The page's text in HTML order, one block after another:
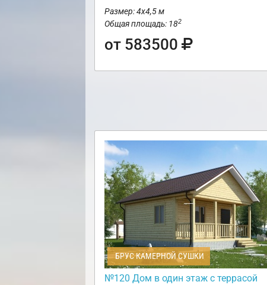
Размер: 4х4,5 м
Общая площадь: 182
от 583500
БРУС КАМЕРНОЙ СУШКИ
№120 Дом в один этаж с террасой